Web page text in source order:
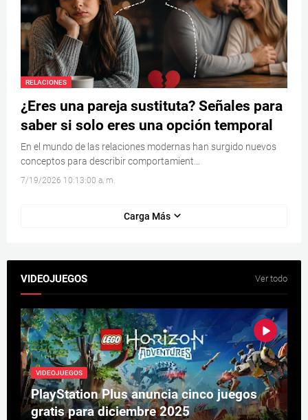
RELACIONES
¿Eres una pareja sustituta? Señales para
saber si solo eres una opción temporal
En el mundo de las relaciones modernas han surgido nuevos
conceptos para describir comportamient…
7/19/2026 10:13:00 a. m.
Carga Más
VIDEOJUEGOS Ver todo
VIDEOJUEGOS
PlayStation Plus anuncia cinco juegos
gratis para diciembre 2025